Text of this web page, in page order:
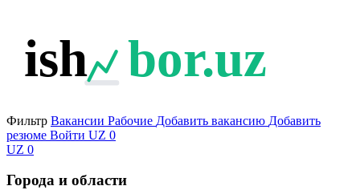
ish bor.uz
Фильтр Вакансии Рабочие Добавить вакансию Добавить
резюме Войти UZ 0
UZ 0
Города и области